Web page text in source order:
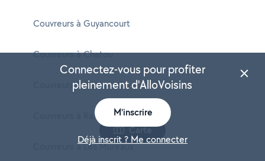
Couvreurs à Guyancourt
Couvreurs à Chatou
Couvreurs à Élancourt
Couvreurs à Rambouillet
Couvreurs à Les Mureaux
Carte
Connectez-vous pour profiter
pleinement d'AlloVoisins
M'inscrire
Déjà inscrit ? Me connecter